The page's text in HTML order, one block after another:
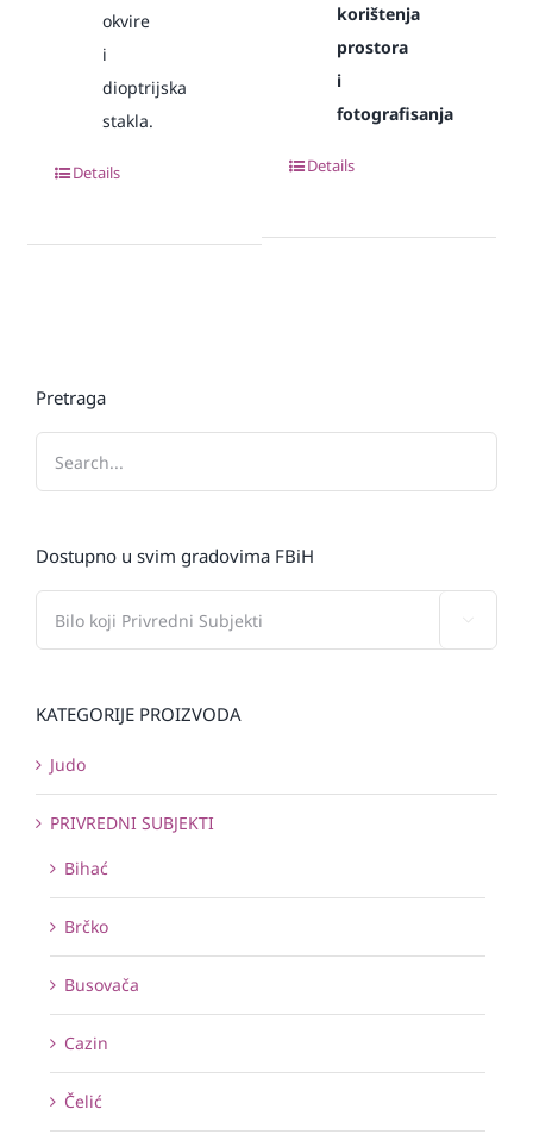
okvire
i
dioptrijska
stakla.
Details
korištenja
prostora
i
fotografisanja
Details
Pretraga
Dostupno u svim gradovima FBiH
KATEGORIJE PROIZVODA
Judo
PRIVREDNI SUBJEKTI
Bihać
Brčko
Busovača
Cazin
Čelić